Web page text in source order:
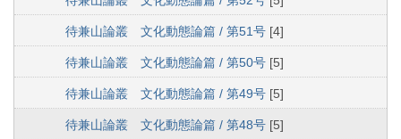
待兼山論叢 文化動態論篇 / 第51号 [4]
待兼山論叢 文化動態論篇 / 第50号 [5]
待兼山論叢 文化動態論篇 / 第49号 [5]
待兼山論叢 文化動態論篇 / 第48号 [5]